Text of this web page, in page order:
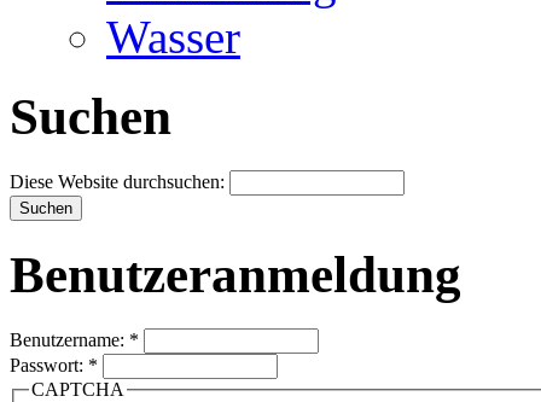
Wasser
Suchen
Diese Website durchsuchen:
Benutzeranmeldung
Benutzername: *
Passwort: *
CAPTCHA